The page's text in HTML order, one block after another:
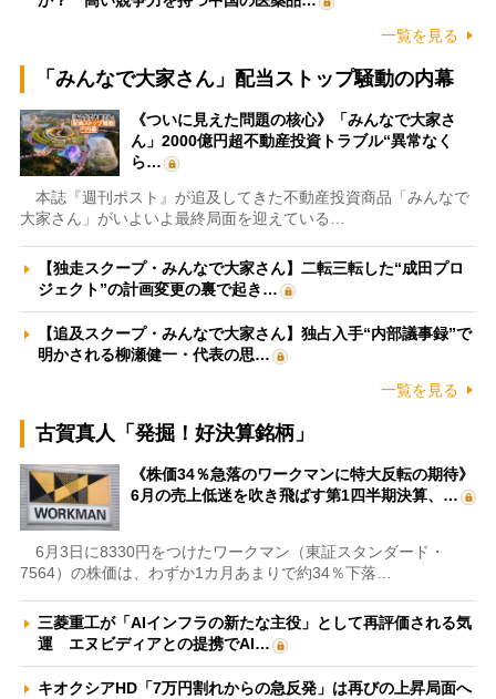
一覧を見る
「みんなで大家さん」配当ストップ騒動の内幕
《ついに見えた問題の核心》「みんなで大家さ
ん」2000億円超不動産投資トラブル“異常なく
ら…
本誌『週刊ポスト』が追及してきた不動産投資商品「みんなで
大家さん」がいよいよ最終局面を迎えている…
【独走スクープ・みんなで大家さん】二転三転した“成田プロ
ジェクト”の計画変更の裏で起き…
【追及スクープ・みんなで大家さん】独占入手“内部議事録”で
明かされる柳瀬健一・代表の思…
一覧を見る
古賀真人「発掘！好決算銘柄」
《株価34％急落のワークマンに特大反転の期待》
6月の売上低迷を吹き飛ばす第1四半期決算、…
6月3日に8330円をつけたワークマン（東証スタンダード・
7564）の株価は、わずか1カ月あまりで約34％下落…
三菱重工が「AIインフラの新たな主役」として再評価される気
運 エヌビディアとの提携でAI…
キオクシアHD「7万円割れからの急反発」は再びの上昇局面へ